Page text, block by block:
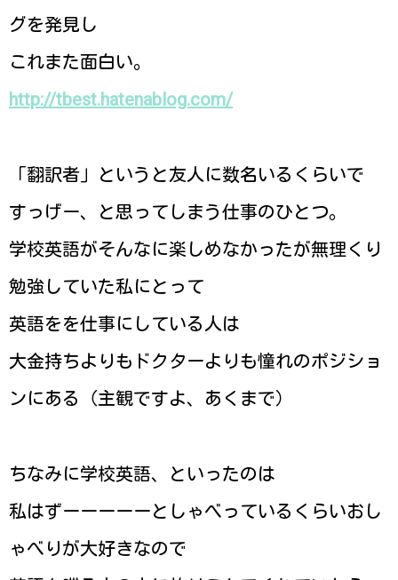
グを発見し
これまた面白い。
http://tbest.hatenablog.com/
「翻訳者」というと友人に数名いるくらいで
すっげー、と思ってしまう仕事のひとつ。
学校英語がそんなに楽しめなかったが無理くり
勉強していた私にとって
英語をを仕事にしている人は
大金持ちよりもドクターよりも憧れのポジショ
ンにある（主観ですよ、あくまで）
ちなみに学校英語、といったのは
私はずーーーーーとしゃべっているくらいおし
ゃべりが大好きなので